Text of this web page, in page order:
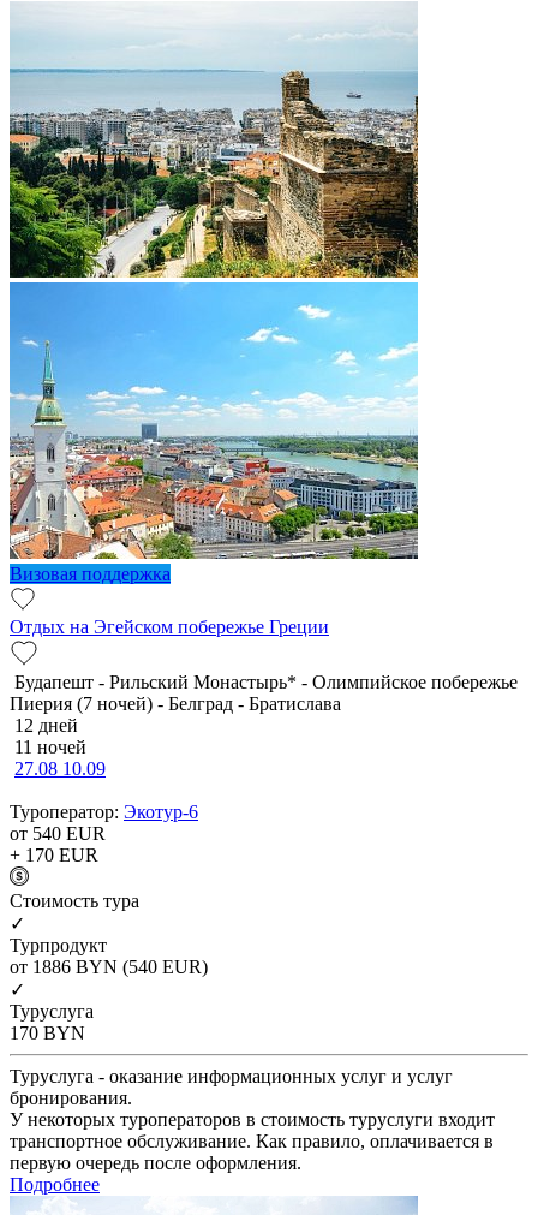
Визовая поддержка
Отдых на Эгейском побережье Греции
Будапешт - Рильский Монастырь* - Олимпийское побережье
Пиерия (7 ночей) - Белград - Братислава
12 дней
11 ночей
27.08 10.09
Туроператор: Экотур-6
от 540 EUR
+ 170 EUR
Cтоимость тура
✓
Турпродукт
от 1886 BYN (540 EUR)
✓
Туруслуга
170 BYN
Туруслуга - оказание информационных услуг и услуг
бронирования.
У некоторых туроператоров в стоимость туруслуги входит
транспортное обслуживание. Как правило, оплачивается в
первую очередь после оформления.
Подробнее